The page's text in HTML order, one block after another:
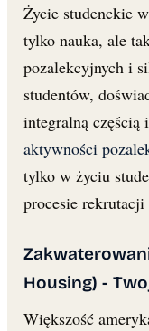
Życie studenckie
tylko nauka, ale
pozalekcyjnych i
studentów,
integralną
aktywności
tylko w życiu
procesie
Housing) -
Większość